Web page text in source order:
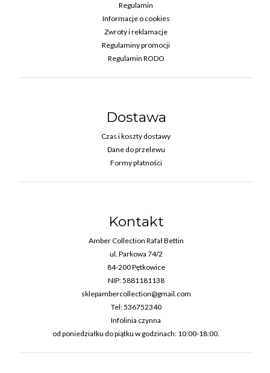
Regulamin
Informacje o cookies
Zwroty i reklamacje
Regulaminy promocji
Regulamin RODO
Dostawa
Czas i koszty dostawy
Dane do przelewu
Formy płatności
Kontakt
Amber Collection Rafał Bettin
ul. Parkowa 74/2
84-200 Pętkowice
NIP: 5881181138
sklepambercollection@gmail.com
Tel: 536752340
Infolinia czynna
od poniedziałku do piątku w godzinach: 10:00-18:00.